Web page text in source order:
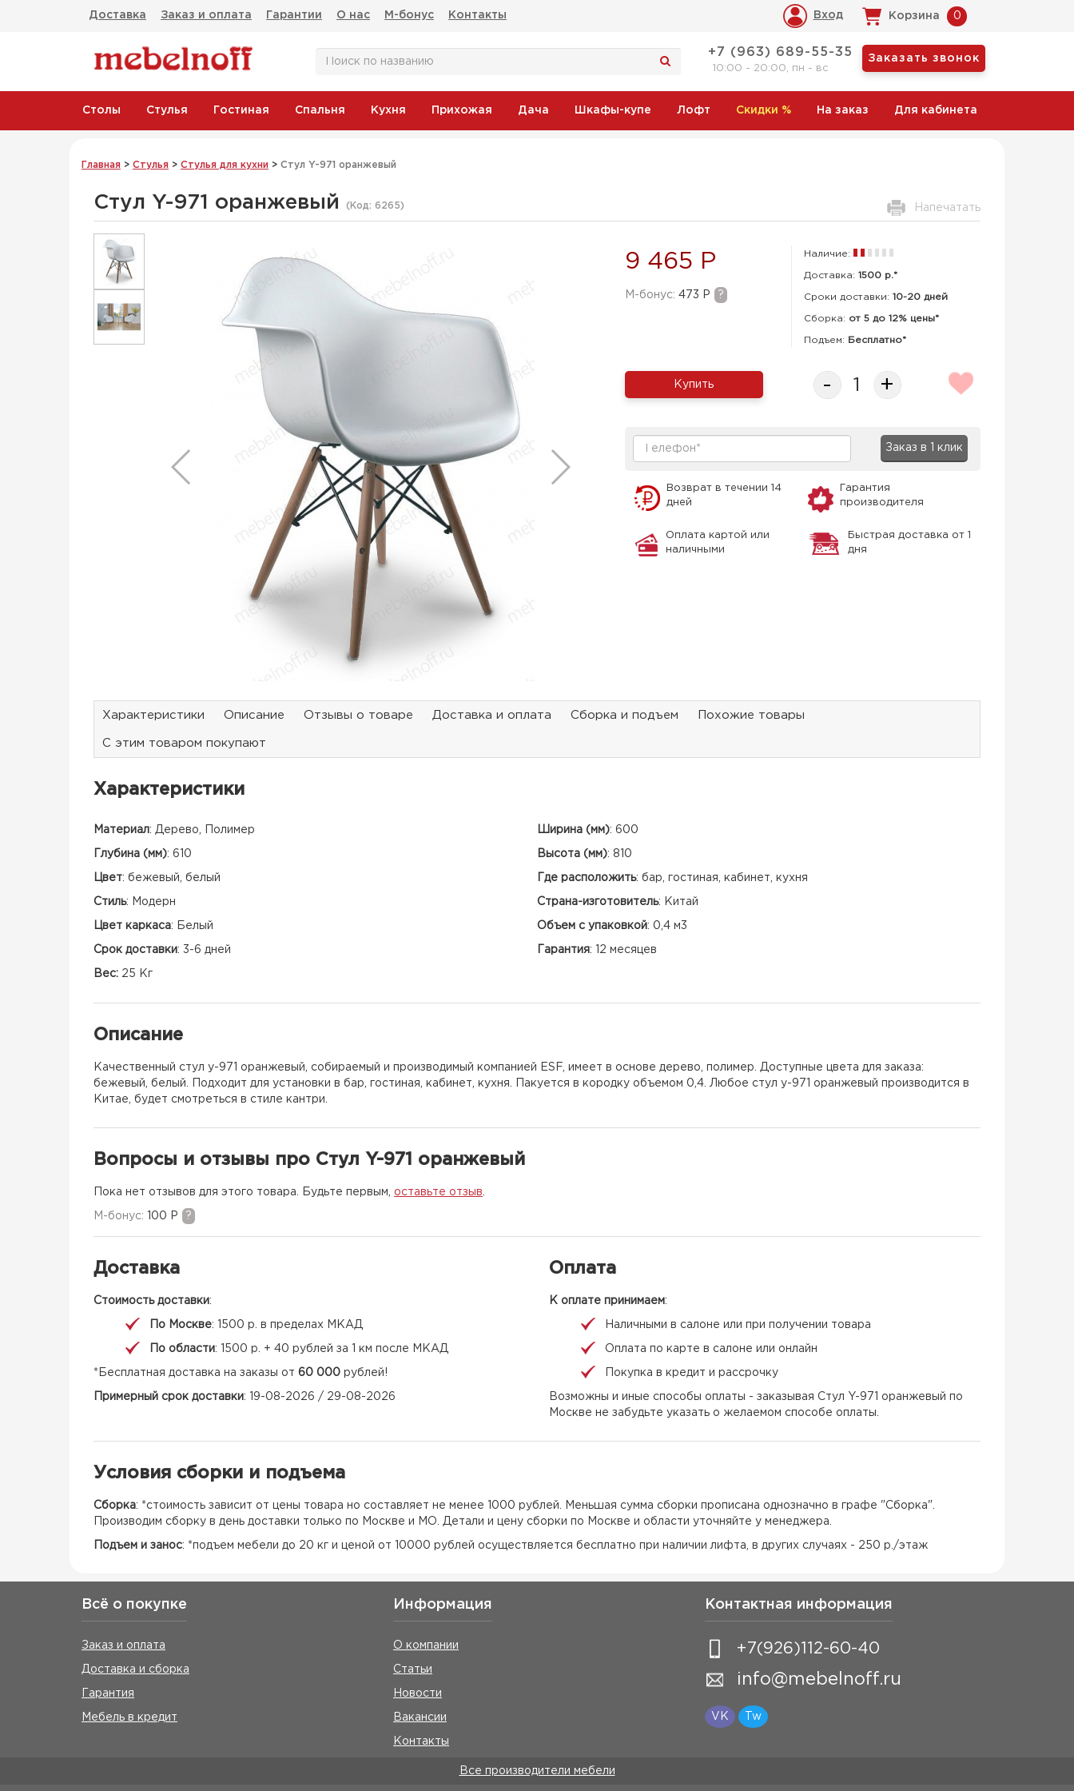
Доставка Заказ и оплата Гарантии О нас М-бонус Контакты Вход Корзина 0
+7 (963) 689-55-35
10:00 - 20:00, пн - вс
Заказать звонок
Столы Стулья Гостиная Спальня Кухня Прихожая Дача Шкафы-купе Лофт Скидки % На заказ Для кабинета
Главная > Стулья > Стулья для кухни > Стул Y-971 оранжевый
Стул Y-971 оранжевый (Код: 6265) Напечатать
9 465 Р
M-бонус: 473 Р ?
Наличие:
Доставка: 1500 р.*
Сроки доставки: 10-20 дней
Сборка: от 5 до 12% цены*
Подъем: Бесплатно*
Купить - +
Заказ в 1 клик
Возврат в течении 14
дней
Гарантия
производителя
Оплата картой или
наличными
Быстрая доставка от 1
дня
Характеристики Описание Отзывы о товаре Доставка и оплата Сборка и подъем Похожие товары
С этим товаром покупают
Характеристики
Материал: Дерево, Полимер Ширина (мм): 600
Глубина (мм): 610 Высота (мм): 810
Цвет: бежевый, белый Где расположить: бар, гостиная, кабинет, кухня
Стиль: Модерн Страна-изготовитель: Китай
Цвет каркаса: Белый Объем с упаковкой: 0,4 м3
Срок доставки: 3-6 дней Гарантия: 12 месяцев
Вес: 25 Кг
Описание
Качественный стул y-971 оранжевый, собираемый и производимый компанией ESF, имеет в основе дерево, полимер. Доступные цвета для заказа:
бежевый, белый. Подходит для установки в бар, гостиная, кабинет, кухня. Пакуется в кородку объемом 0,4. Любое стул y-971 оранжевый производится в
Китае, будет смотреться в стиле кантри.
Вопросы и отзывы про Стул Y-971 оранжевый
Пока нет отзывов для этого товара. Будьте первым, оставьте отзыв
M-бонус: 100 Р ?
Доставка
Стоимость доставки:
По Москве: 1500 р. в пределах МКАД
По области: 1500 р. + 40 рублей за 1 км после МКАД
*Бесплатная доставка на заказы от 60 000 рублей!
Примерный срок доставки: 19-08-2026 / 29-08-2026
Оплата
К оплате принимаем:
Наличными в салоне или при получении товара
Оплата по карте в салоне или онлайн
Покупка в кредит и рассрочку
Возможны и иные способы оплаты - заказывая Стул Y-971 оранжевый по
Москве не забудьте указать о желаемом способе оплаты.
Условия сборки и подъема
Сборка: *стоимость зависит от цены товара но составляет не менее 1000 рублей. Меньшая сумма сборки прописана однозначно в графе "Сборка".
Производим сборку в день доставки только по Москве и МО. Детали и цену сборки по Москве и области уточняйте у менеджера.
Подъем и занос: *подъем мебели до 20 кг и ценой от 10000 рублей осуществляется бесплатно при наличии лифта, в других случаях - 250 р./этаж
Всё о покупке
Заказ и оплата
Доставка и сборка
Гарантия
Мебель в кредит
Информация
О компании
Статьи
Новости
Вакансии
Контакты
Контактная информация
+7(926)112-60-40
info@mebelnoff.ru
VK Tw
Все производители мебели